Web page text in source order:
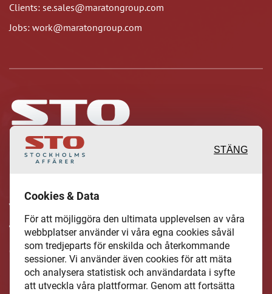
Clients: se.sales@maratongroup.com
Jobs: work@maratongroup.com
värdefulla berättelser och reportage
från och om det lokala näringslivet och
dess aktörer samt en hel del annan
läsvärt innehåll.
STÄNG
Cookies & Data
För att möjliggöra den ultimata upplevelsen av våra
webbplatser använder vi våra egna cookies såväl
som tredjeparts för enskilda och återkommande
sessioner. Vi använder även cookies för att mäta
och analysera statistisk och användardata i syfte
att utveckla våra plattformar. Genom att fortsätta